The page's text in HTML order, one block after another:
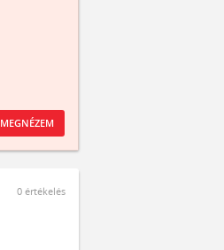
MEGNÉZEM
0 értékelés